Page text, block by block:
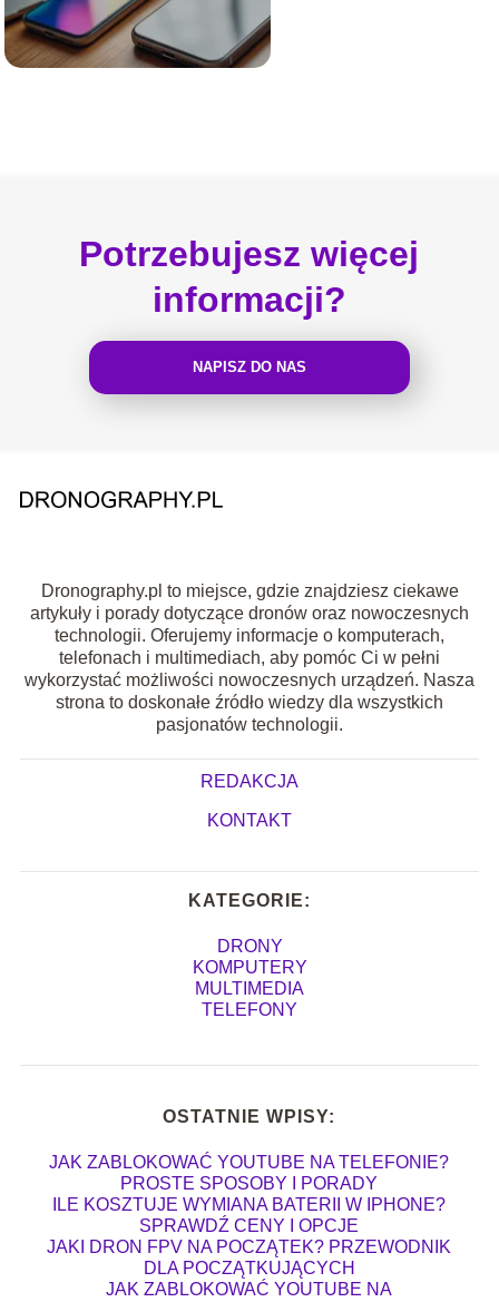
Potrzebujesz więcej
informacji?
NAPISZ DO NAS
Dronography.pl to miejsce, gdzie znajdziesz ciekawe
artykuły i porady dotyczące dronów oraz nowoczesnych
technologii. Oferujemy informacje o komputerach,
telefonach i multimediach, aby pomóc Ci w pełni
wykorzystać możliwości nowoczesnych urządzeń. Nasza
strona to doskonałe źródło wiedzy dla wszystkich
pasjonatów technologii.
REDAKCJA
KONTAKT
KATEGORIE:
DRONY
KOMPUTERY
MULTIMEDIA
TELEFONY
OSTATNIE WPISY:
JAK ZABLOKOWAĆ YOUTUBE NA TELEFONIE?
PROSTE SPOSOBY I PORADY
ILE KOSZTUJE WYMIANA BATERII W IPHONE?
SPRAWDŹ CENY I OPCJE
JAKI DRON FPV NA POCZĄTEK? PRZEWODNIK
DLA POCZĄTKUJĄCYCH
JAK ZABLOKOWAĆ YOUTUBE NA